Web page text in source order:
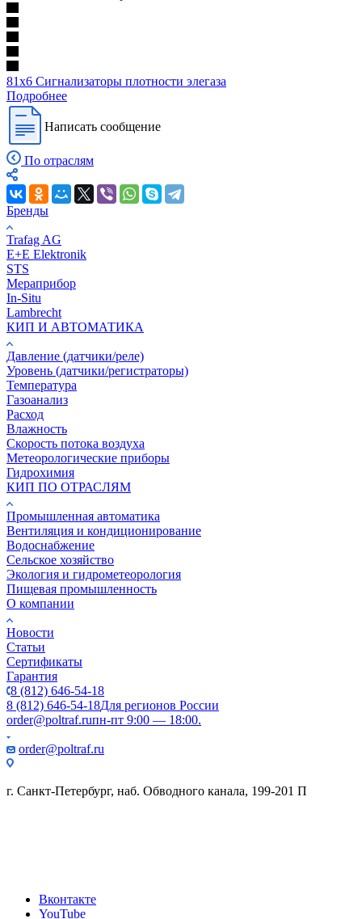
81х6 Сигнализаторы плотности элегаза
Подробнее
Написать сообщение
По отраслям
Бренды
Trafag AG
E+E Elektronik
STS
Мераприбор
In-Situ
Lambrecht
КИП И АВТОМАТИКА
Давление (датчики/реле)
Уровень (датчики/регистраторы)
Температура
Газоанализ
Расход
Влажность
Скорость потока воздуха
Метеорологические приборы
Гидрохимия
КИП ПО ОТРАСЛЯМ
Промышленная автоматика
Вентиляция и кондиционирование
Водоснабжение
Сельское хозяйство
Экология и гидрометеорология
Пищевая промышленность
О компании
Новости
Статьи
Сертификаты
Гарантия
8 (812) 646-54-18
8 (812) 646-54-18Для регионов России
order@poltraf.ruпн-пт 9:00 — 18:00.
order@poltraf.ru
г. Санкт-Петербург, наб. Обводного канала, 199-201 П
Вконтакте
YouTube